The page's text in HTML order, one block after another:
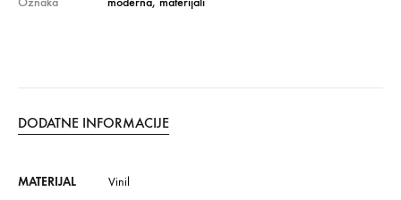
DODATNE INFORMACIJE
MATERIJAL Vinil